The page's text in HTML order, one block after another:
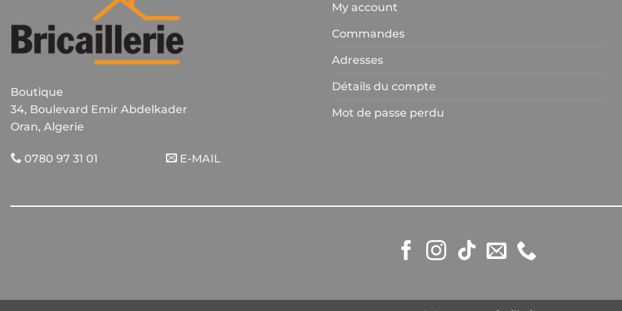
Boutique
34, Boulevard Emir Abdelkader
Oran, Algerie
0780 97 31 01 E-MAIL
My account
Commandes
Adresses
Détails du compte
Mot de passe perdu